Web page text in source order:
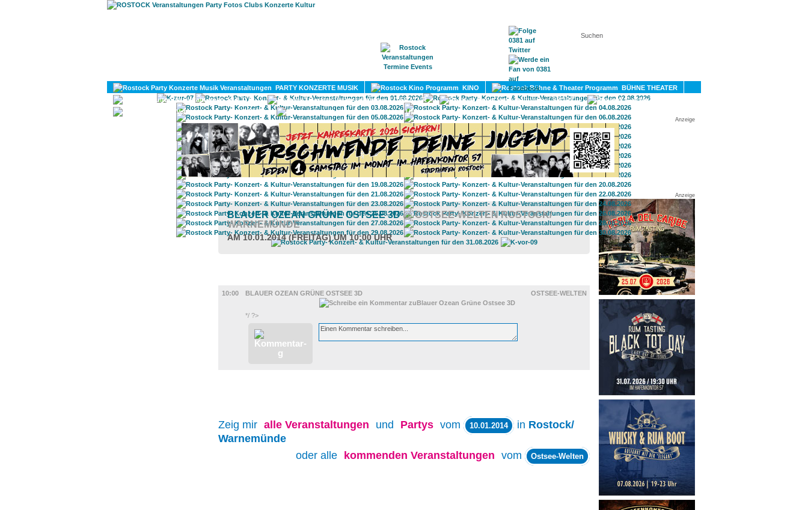
KONTAKT
PARTY KONZERTE MUSIK KINO
BÜHNE THEATER
KULTUR
LITERATUR SPORT
DIVERSES
UMLAND
Anzeige
Anzeige
BLAUER OZEAN GRÜNE OSTSEE 3D@ OSTSEE-WELTEN ROSTOCK/
WARNEMÜNDE
AM 10.01.2014 (FREITAG) UM 10:00 UHR
10:00
BLAUER OZEAN GRÜNE OSTSEE 3D OSTSEE-WELTEN
*/ ?>
Zeig mir alle Veranstaltungen und Partys vom 10.01.2014 in Rostock/
Warnemünde
oder alle
kommenden Veranstaltungen vom Ostsee-Welten